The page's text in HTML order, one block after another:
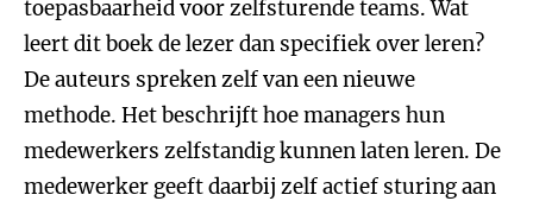
toepasbaarheid voor zelfsturende teams. Wat
leert dit boek de lezer dan specifiek over leren?
De auteurs spreken zelf van een nieuwe
methode. Het beschrijft hoe managers hun
medewerkers zelfstandig kunnen laten leren. De
medewerker geeft daarbij zelf actief sturing aan